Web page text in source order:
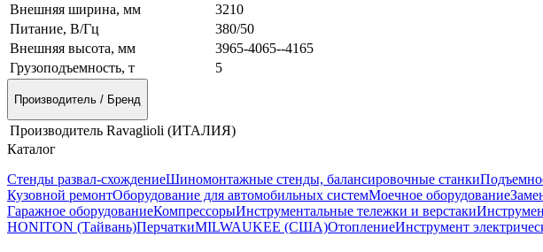
Внешняя ширина, мм
3210
Питание, В/Гц
380/50
Внешняя высота, мм
3965-4065--4165
Грузоподъемность, т
5
Производитель / Бренд
Производитель Ravaglioli (ИТАЛИЯ)
Каталог
Стенды развал-схождениеШиномонтажные стенды, балансировочные станки
Кузовной ремонтОборудование для автомобильных системМоечное оборудование
Гаражное оборудованиеКомпрессорыИнструментальные тележки и верстаки
HONITON (Тайвань)ПерчаткиMILWAUKEE (США)ОтоплениеИнструмент